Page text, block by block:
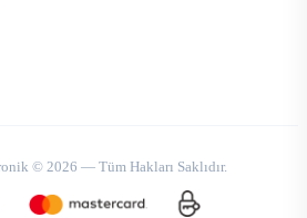
© 2026 — Tüm Hakları Saklıdır.